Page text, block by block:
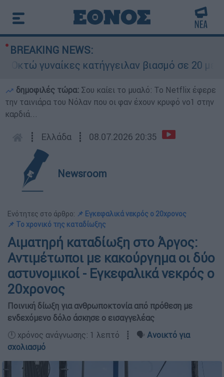
BREAKING NEWS:
γυναίκες κατήγγειλαν βιασμό σε 20 μέρες
δημοφιλές τώρα: Σου καίει το μυαλό: Το Netflix έφερε
την ταινιάρα του Νόλαν που οι φαν έχουν κρυφό νο1 στην
καρδιά...
┋ Ελλάδα ┋ 08.07.2026 20:35
Newsroom
Ενότητες στο άρθρο: 📌 Εγκεφαλικά νεκρός ο 20χρονος
📌 Το χρονικό της καταδίωξης
Αιματηρή καταδίωξη στο Άργος:
Αντιμέτωποι με κακούργημα οι δύο
αστυνομικοί - Εγκεφαλικά νεκρός ο
20χρονος
Ποινική δίωξη για ανθρωποκτονία από πρόθεση με
ενδεχόμενο δόλο άσκησε ο εισαγγελέας
🕛 χρόνος ανάγνωσης: 1 λεπτό ┋ 🗣️ Ανοικτό για
σχολιασμό